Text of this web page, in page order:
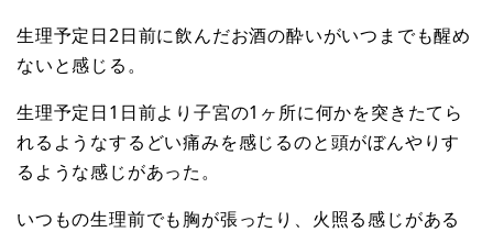
生理予定日2日前に飲んだお酒の酔いがいつまでも醒め
ないと感じる。
生理予定日1日前より子宮の1ヶ所に何かを突きたてら
れるようなするどい痛みを感じるのと頭がぼんやりす
るような感じがあった。
いつもの生理前でも胸が張ったり、火照る感じがある